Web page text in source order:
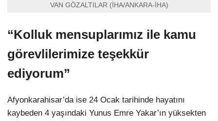
VAN GÖZALTILAR (İHA/ANKARA-İHA)
“Kolluk mensuplarımız ile kamu
görevlilerimize teşekkür
ediyorum”
Afyonkarahisar’da ise 24 Ocak tarihinde hayatını
kaybeden 4 yaşındaki Yunus Emre Yakar’ın yüksekten